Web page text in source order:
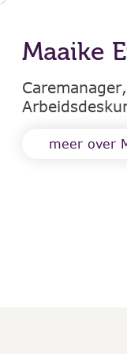
Maaike
meer over